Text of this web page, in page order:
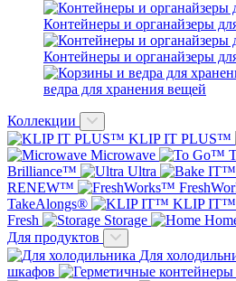
Контейнеры и органайзеры
Контейнеры и органайзеры
ведра для хранения вещей
Коллекции
KLIP IT PLUS™
Microwave
Brilliance™
Ultra
RENEW™
TakeAlongs®
KLIP IT™
Fresh
Storage
Для продуктов
Для
шкафов